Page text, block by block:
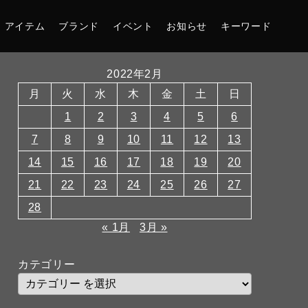
アイテム ブランド イベント お知らせ キーワード
2022年2月
月
火 水 木 金 土
日
1
2 3 4 5
6
7
8 9 10 11 12
13
14
15 16 17 18 19
20
21
22 23 24 25 26
27
28
« 1月
3月 »
カテゴリー